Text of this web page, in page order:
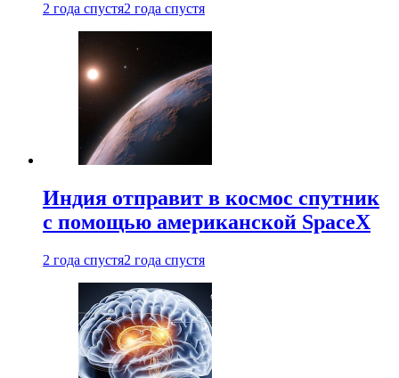
2 года спустя2 года спустя
Индия отправит в космос спутник
с помощью американской SpaceX
2 года спустя2 года спустя